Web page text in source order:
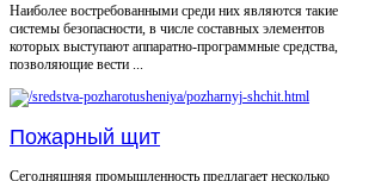
Наиболее востребованными среди них являются такие
системы безопасности, в числе составных элементов
которых выступают аппаратно-программные средства,
позволяющие вести ...
Пожарный щит
Сегодняшняя промышленность предлагает несколько